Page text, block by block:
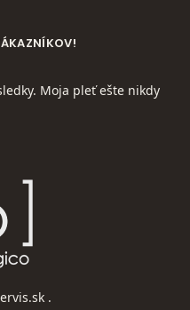
Moja pleť ešte nikdy
.